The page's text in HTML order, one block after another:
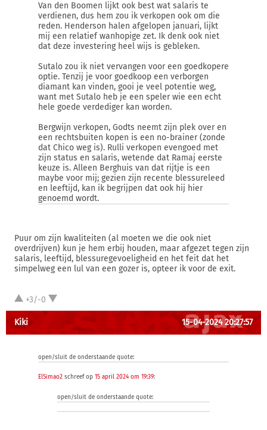
Van den Boomen lijkt ook best wat salaris te
verdienen, dus hem zou ik verkopen ook om die
reden. Henderson halen afgelopen januari, lijkt
mij een relatief wanhopige zet. Ik denk ook niet
dat deze investering heel wijs is gebleken.
Sutalo zou ik niet vervangen voor een goedkopere
optie. Tenzij je voor goedkoop een verborgen
diamant kan vinden, gooi je veel potentie weg,
want met Sutalo heb je een speler wie een echt
hele goede verdediger kan worden.
Bergwijn verkopen, Godts neemt zijn plek over en
een rechtsbuiten kopen is een no-brainer (zonde
dat Chico weg is). Rulli verkopen evengoed met
zijn status en salaris, wetende dat Ramaj eerste
keuze is. Alleen Berghuis van dat rijtje is een
maybe voor mij; gezien zijn recente blessureleed
en leeftijd, kan ik begrijpen dat ook hij hier
genoemd wordt.
Puur om zijn kwaliteiten (al moeten we die ook niet
overdrijven) kun je hem erbij houden, maar afgezet tegen zijn
salaris, leeftijd, blessuregevoeligheid en het feit dat het
simpelweg een lul van een gozer is, opteer ik voor de exit.
+3/-0
Kiki 15-04-2024 20:27:57
open/sluit de onderstaande quote:
ElSimao2 schreef op 15 april 2024 om 19:39:
open/sluit de onderstaande quote: